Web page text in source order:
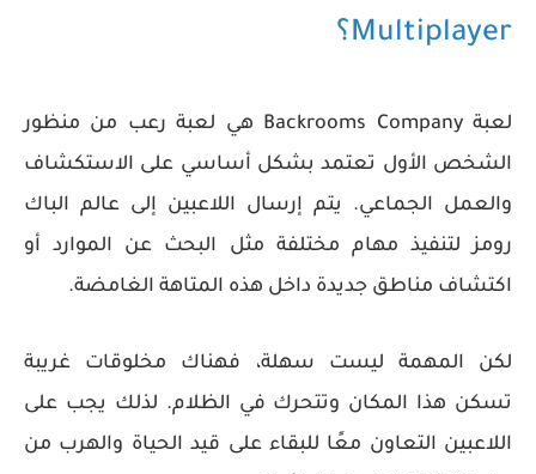
Multiplayer؟
لعبة Backrooms Company هي لعبة رعب من منظور
الشخص الأول تعتمد بشكل أساسي على الاستكشاف
والعمل الجماعي. يتم إرسال اللاعبين إلى عالم الباك
رومز لتنفيذ مهام مختلفة مثل البحث عن الموارد أو
اكتشاف مناطق جديدة داخل هذه المتاهة الغامضة.
لكن المهمة ليست سهلة، فهناك مخلوقات غريبة
تسكن هذا المكان وتتحرك في الظلام. لذلك يجب على
اللاعبين التعاون معًا للبقاء على قيد الحياة والهرب من